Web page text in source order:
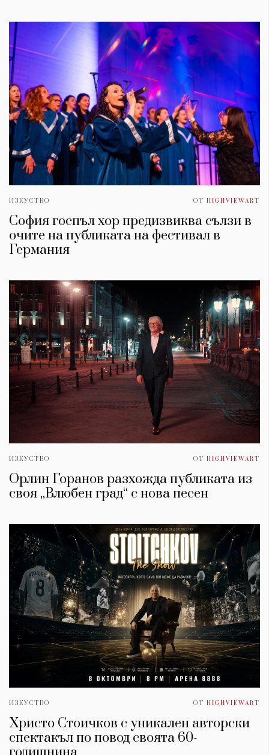
ИЗКУСТВО ОТ HIGHVIEWART
София госпъл хор предизвиква сълзи в
очите на публиката на фестивал в
Германия
ИЗКУСТВО ОТ HIGHVIEWART
Орлин Горанов разхожда публиката из
своя „Влюбен град“ с нова песен
ИЗКУСТВО ОТ HIGHVIEWART
Христо Стоичков с уникален авторски
спектакъл по повод своята 60-